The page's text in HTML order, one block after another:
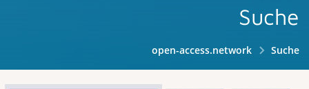
Suche
open-access.network Suche